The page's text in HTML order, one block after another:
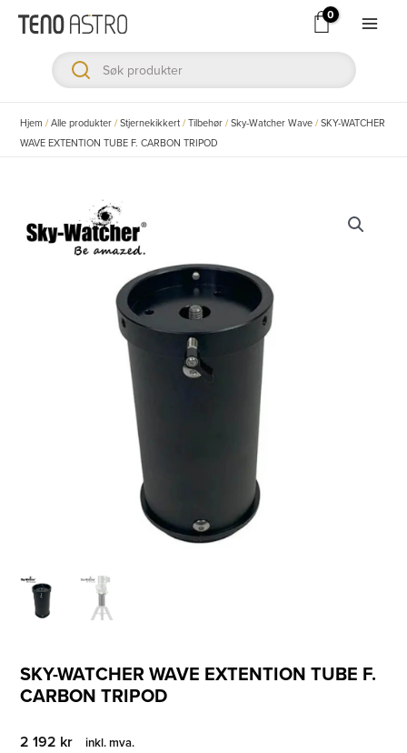
Hopp
innholdet
Hjem /Alle produkter /Stjernekikkert /Tilbehør /Sky-Watcher Wave /SKY-WATCHER
WAVE EXTENTION TUBE F. CARBON TRIPOD
SKY-WATCHER WAVE EXTENTION TUBE F.
CARBON TRIPOD
2 192 kr inkl. mva.